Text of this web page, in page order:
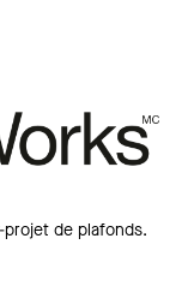
de plafonds.